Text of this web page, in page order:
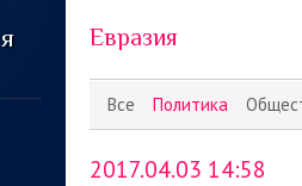
Все Политика
Евразия
2017.04.03 14:58